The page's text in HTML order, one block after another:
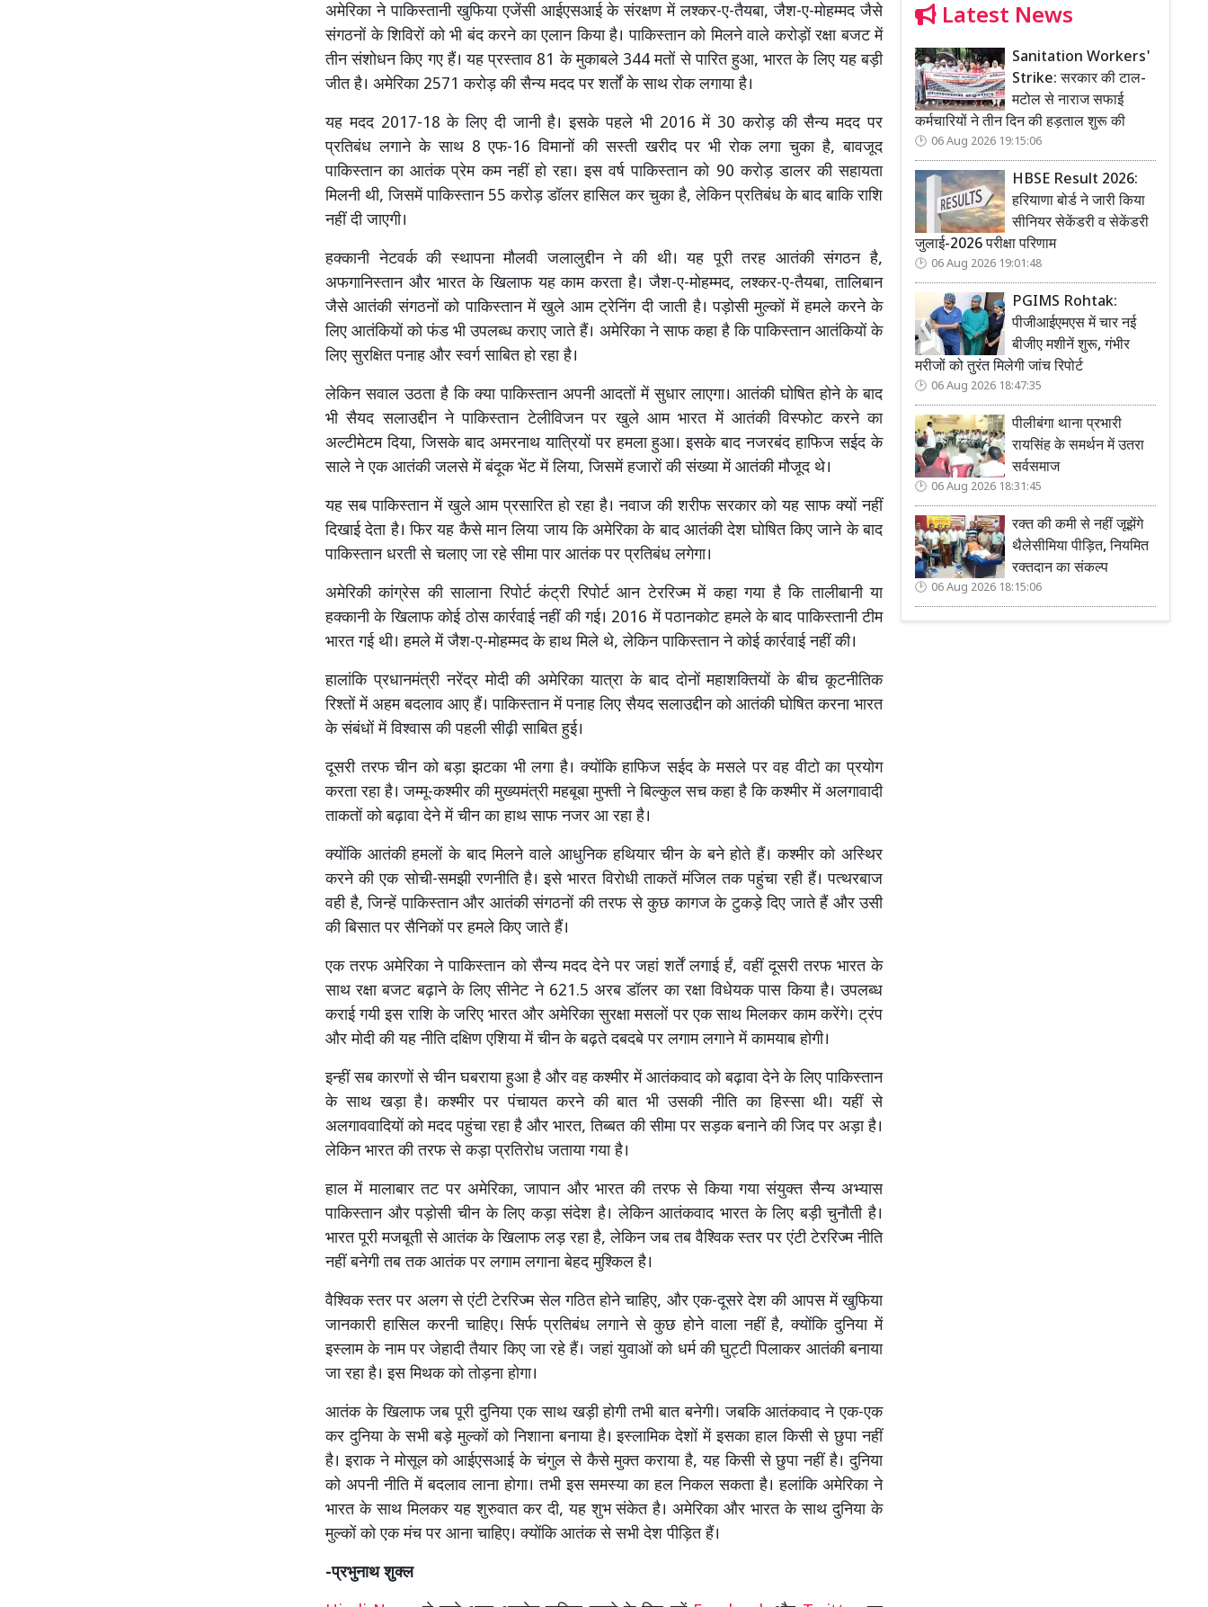
अमेरिका ने पाकिस्तानी खुफिया एजेंसी आईएसआई के संरक्षण में लश्कर-ए-तैयबा, जैश-ए-मोहम्मद जैसे
संगठनों के शिविरों को भी बंद करने का एलान किया है। पाकिस्तान को मिलने वाले करोड़ों रक्षा बजट में
तीन संशोधन किए गए हैं। यह प्रस्ताव 81 के मुकाबले 344 मतों से पारित हुआ, भारत के लिए यह बड़ी
जीत है। अमेरिका 2571 करोड़ की सैन्य मदद पर शर्तों के साथ रोक लगाया है।
यह मदद 2017-18 के लिए दी जानी है। इसके पहले भी 2016 में 30 करोड़ की सैन्य मदद पर
प्रतिबंध लगाने के साथ 8 एफ-16 विमानों की सस्ती खरीद पर भी रोक लगा चुका है, बावजूद
पाकिस्तान का आतंक प्रेम कम नहीं हो रहा। इस वर्ष पाकिस्तान को 90 करोड़ डालर की सहायता
मिलनी थी, जिसमें पाकिस्तान 55 करोड़ डॉलर हासिल कर चुका है, लेकिन प्रतिबंध के बाद बाकि राशि
नहीं दी जाएगी।
हक्कानी नेटवर्क की स्थापना मौलवी जलालुद्दीन ने की थी। यह पूरी तरह आतंकी संगठन है,
अफगानिस्तान और भारत के खिलाफ यह काम करता है। जैश-ए-मोहम्मद, लश्कर-ए-तैयबा, तालिबान
जैसे आतंकी संगठनों को पाकिस्तान में खुले आम ट्रेनिंग दी जाती है। पड़ोसी मुल्कों में हमले करने के
लिए आतंकियों को फंड भी उपलब्ध कराए जाते हैं। अमेरिका ने साफ कहा है कि पाकिस्तान आतंकियों के
लिए सुरक्षित पनाह और स्वर्ग साबित हो रहा है।
लेकिन सवाल उठता है कि क्या पाकिस्तान अपनी आदतों में सुधार लाएगा। आतंकी घोषित होने के बाद
भी सैयद सलाउद्दीन ने पाकिस्तान टेलीविजन पर खुले आम भारत में आतंकी विस्फोट करने का
अल्टीमेटम दिया, जिसके बाद अमरनाथ यात्रियों पर हमला हुआ। इसके बाद नजरबंद हाफिज सईद के
साले ने एक आतंकी जलसे में बंदूक भेंट में लिया, जिसमें हजारों की संख्या में आतंकी मौजूद थे।
यह सब पाकिस्तान में खुले आम प्रसारित हो रहा है। नवाज की शरीफ सरकार को यह साफ क्यों नहीं
दिखाई देता है। फिर यह कैसे मान लिया जाय कि अमेरिका के बाद आतंकी देश घोषित किए जाने के बाद
पाकिस्तान धरती से चलाए जा रहे सीमा पार आतंक पर प्रतिबंध लगेगा।
अमेरिकी कांग्रेस की सालाना रिपोर्ट कंट्री रिपोर्ट आन टेररिज्म में कहा गया है कि तालीबानी या
हक्कानी के खिलाफ कोई ठोस कार्रवाई नहीं की गई। 2016 में पठानकोट हमले के बाद पाकिस्तानी टीम
भारत गई थी। हमले में जैश-ए-मोहम्मद के हाथ मिले थे, लेकिन पाकिस्तान ने कोई कार्रवाई नहीं की।
हालांकि प्रधानमंत्री नरेंद्र मोदी की अमेरिका यात्रा के बाद दोनों महाशक्तियों के बीच कूटनीतिक
रिश्तों में अहम बदलाव आए हैं। पाकिस्तान में पनाह लिए सैयद सलाउद्दीन को आतंकी घोषित करना भारत
के संबंधों में विश्वास की पहली सीढ़ी साबित हुई।
दूसरी तरफ चीन को बड़ा झटका भी लगा है। क्योंकि हाफिज सईद के मसले पर वह वीटो का प्रयोग
करता रहा है। जम्मू-कश्मीर की मुख्यमंत्री महबूबा मुफ्ती ने बिल्कुल सच कहा है कि कश्मीर में अलगावादी
ताकतों को बढ़ावा देने में चीन का हाथ साफ नजर आ रहा है।
क्योंकि आतंकी हमलों के बाद मिलने वाले आधुनिक हथियार चीन के बने होते हैं। कश्मीर को अस्थिर
करने की एक सोची-समझी रणनीति है। इसे भारत विरोधी ताकतें मंजिल तक पहुंचा रही हैं। पत्थरबाज
वही है, जिन्हें पाकिस्तान और आतंकी संगठनों की तरफ से कुछ कागज के टुकड़े दिए जाते हैं और उसी
की बिसात पर सैनिकों पर हमले किए जाते हैं।
एक तरफ अमेरिका ने पाकिस्तान को सैन्य मदद देने पर जहां शर्तें लगाई र्हं, वहीं दूसरी तरफ भारत के
साथ रक्षा बजट बढ़ाने के लिए सीनेट ने 621.5 अरब डॉलर का रक्षा विधेयक पास किया है। उपलब्ध
कराई गयी इस राशि के जरिए भारत और अमेरिका सुरक्षा मसलों पर एक साथ मिलकर काम करेंगे। ट्रंप
और मोदी की यह नीति दक्षिण एशिया में चीन के बढ़ते दबदबे पर लगाम लगाने में कामयाब होगी।
इन्हीं सब कारणों से चीन घबराया हुआ है और वह कश्मीर में आतंकवाद को बढ़ावा देने के लिए पाकिस्तान
के साथ खड़ा है। कश्मीर पर पंचायत करने की बात भी उसकी नीति का हिस्सा थी। यहीं से
अलगाववादियों को मदद पहुंचा रहा है और भारत, तिब्बत की सीमा पर सड़क बनाने की जिद पर अड़ा है।
लेकिन भारत की तरफ से कड़ा प्रतिरोध जताया गया है।
हाल में मालाबार तट पर अमेरिका, जापान और भारत की तरफ से किया गया संयुक्त सैन्य अभ्यास
पाकिस्तान और पड़ोसी चीन के लिए कड़ा संदेश है। लेकिन आतंकवाद भारत के लिए बड़ी चुनौती है।
भारत पूरी मजबूती से आतंक के खिलाफ लड़ रहा है, लेकिन जब तब वैश्विक स्तर पर एंटी टेररिज्म नीति
नहीं बनेगी तब तक आतंक पर लगाम लगाना बेहद मुश्किल है।
वैश्विक स्तर पर अलग से एंटी टेररिज्म सेल गठित होने चाहिए, और एक-दूसरे देश की आपस में खुफिया
जानकारी हासिल करनी चाहिए। सिर्फ प्रतिबंध लगाने से कुछ होने वाला नहीं है, क्योंकि दुनिया में
इस्लाम के नाम पर जेहादी तैयार किए जा रहे हैं। जहां युवाओं को धर्म की घुट्टी पिलाकर आतंकी बनाया
जा रहा है। इस मिथक को तोड़ना होगा।
आतंक के खिलाफ जब पूरी दुनिया एक साथ खड़ी होगी तभी बात बनेगी। जबकि आतंकवाद ने एक-एक
कर दुनिया के सभी बड़े मुल्कों को निशाना बनाया है। इस्लामिक देशों में इसका हाल किसी से छुपा नहीं
है। इराक ने मोसूल को आईएसआई के चंगुल से कैसे मुक्त कराया है, यह किसी से छुपा नहीं है। दुनिया
को अपनी नीति में बदलाव लाना होगा। तभी इस समस्या का हल निकल सकता है। हलांकि अमेरिका ने
भारत के साथ मिलकर यह शुरुवात कर दी, यह शुभ संकेत है। अमेरिका और भारत के साथ दुनिया के
मुल्कों को एक मंच पर आना चाहिए। क्योंकि आतंक से सभी देश पीड़ित हैं।
-प्रभुनाथ शुक्ल
Latest News
Sanitation Workers'
Strike: सरकार की टाल-
मटोल से नाराज सफाई
कर्मचारियों ने तीन दिन की हड़ताल शुरू की
06 Aug 2026 19:15:06
HBSE Result 2026:
हरियाणा बोर्ड ने जारी किया
सीनियर सेकेंडरी व सेकेंडरी
जुलाई-2026 परीक्षा परिणाम
06 Aug 2026 19:01:48
PGIMS Rohtak:
पीजीआईएमएस में चार नई
बीजीए मशीनें शुरू, गंभीर
मरीजों को तुरंत मिलेगी जांच रिपोर्ट
06 Aug 2026 18:47:35
पीलीबंगा थाना प्रभारी
रायसिंह के समर्थन में उतरा
सर्वसमाज
06 Aug 2026 18:31:45
रक्त की कमी से नहीं जूझेंगे
थैलेसीमिया पीड़ित, नियमित
रक्तदान का संकल्प
06 Aug 2026 18:15:06